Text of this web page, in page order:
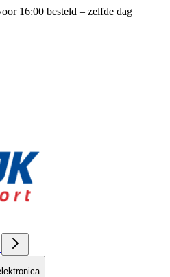
16:00 besteld – zelfde dag